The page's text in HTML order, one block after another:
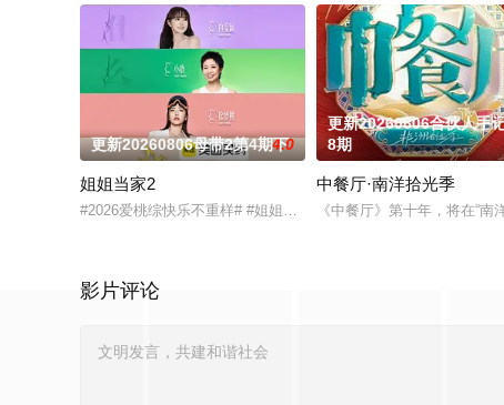
更新20260806母带2第4期下
4.0
姐姐当家2
#2026爱桃综快乐不重样# #姐姐当家# 第二季惊喜回归，看姐姐
更新20260806合伙人手
8期
中餐厅·南洋拾光季
《中餐厅》第十年，将在“
影片评论